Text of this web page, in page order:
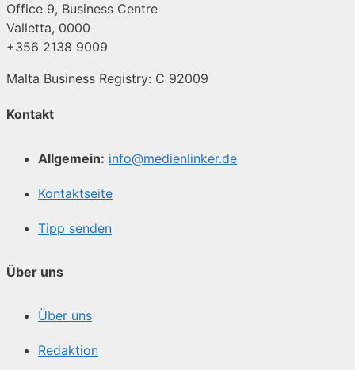
Office 9, Business Centre
Valletta, 0000
+356 2138 9009
Malta Business Registry: C 92009
Kontakt
Allgemein: info@medienlinker.de
Kontaktseite
Tipp senden
Über uns
Über uns
Redaktion